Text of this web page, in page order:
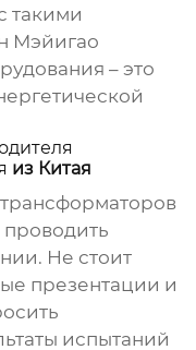
такими
Мэйигао
– это
из Китая
проводить
Не стоит
презентации и
испытаний